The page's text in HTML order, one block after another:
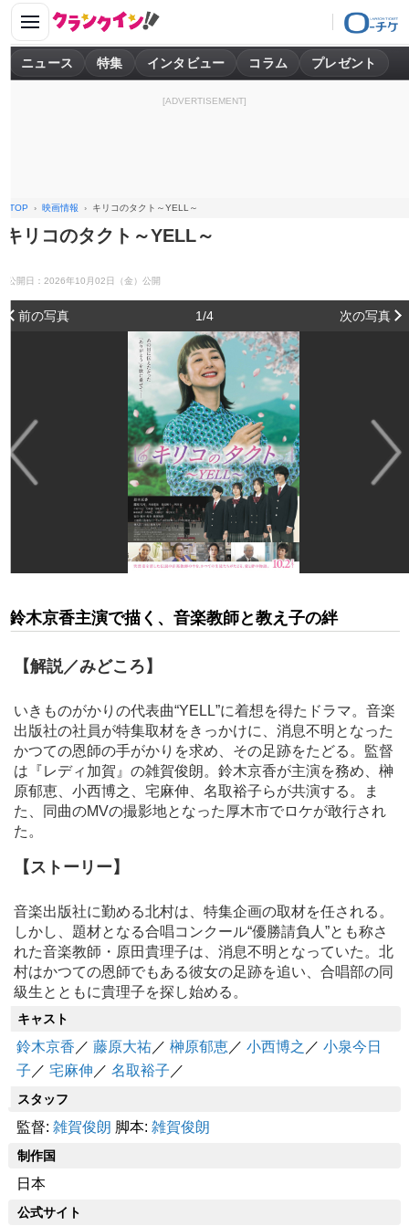
ニュース 特集 インタビュー コラム プレゼント
[ADVERTISEMENT]
TOP 映画情報 キリコのタクト～YELL～
キリコのタクト～YELL～
公開日：2026年10月02日（金）公開
前の写真 1/4 次の写真
鈴木京香主演で描く、音楽教師と教え子の絆
【解説／みどころ】
いきものがかりの代表曲“YELL”に着想を得たドラマ。音楽
出版社の社員が特集取材をきっかけに、消息不明となった
かつての恩師の手がかりを求め、その足跡をたどる。監督
は『レディ加賀』の雑賀俊朗。鈴木京香が主演を務め、榊
原郁恵、小西博之、宅麻伸、名取裕子らが共演する。ま
た、同曲のMVの撮影地となった厚木市でロケが敢行され
た。
【ストーリー】
音楽出版社に勤める北村は、特集企画の取材を任される。
しかし、題材となる合唱コンクール“優勝請負人”とも称さ
れた音楽教師・原田貴理子は、消息不明となっていた。北
村はかつての恩師でもある彼女の足跡を追い、合唱部の同
級生とともに貴理子を探し始める。
キャスト
鈴木京香 ／藤原大祐／榊原郁恵／小西博之 ／小泉今日
子 ／宅麻伸 ／名取裕子 ／
スタッフ
監督:雑賀俊朗 脚本:雑賀俊朗
制作国
日本
公式サイト